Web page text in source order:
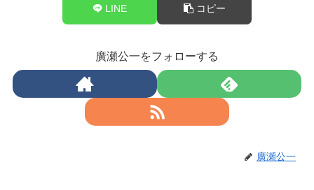
LINE コピー
廣瀬公一をフォローする
廣瀬公一